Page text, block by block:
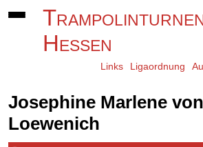
Hessen
Links Ligaordnung
Josephine Marlene von
Loewenich